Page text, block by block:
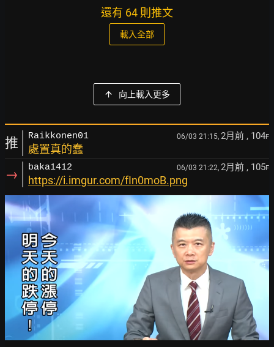
還有 64 則推文
載入全部
向上載入更多
推 Raikkonen01 06/03 21:15, 2月前 , 104F
處置真的蠢
→ baka1412 06/03 21:22, 2月前 , 105F
https://i.imgur.com/fIn0moB.png